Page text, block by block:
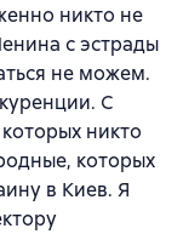
никто не
с эстрады
не можем.
С
никто
которых
в Киев. Я